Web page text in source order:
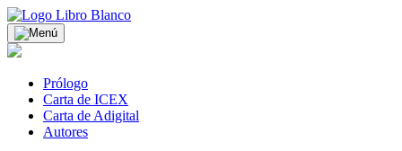
Prólogo
Carta de ICEX
Carta de Adigital
Autores